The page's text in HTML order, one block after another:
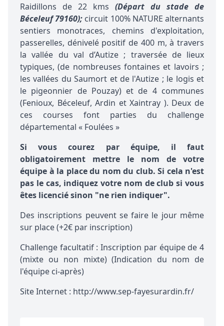
Raidillons de 22 kms (Départ du stade de
Béceleuf 79160); circuit 100% NATURE alternants
sentiers monotraces, chemins d'exploitation,
passerelles, dénivelé positif de 400 m, à travers
la vallée du val d’Autize ; traversée de lieux
typiques, (de nombreuses fontaines et lavoirs ;
les vallées du Saumort et de l'Autize ; le logis et
le pigeonnier de Pouzay) et de 4 communes
(Fenioux, Béceleuf, Ardin et Xaintray ). Deux de
ces courses font parties du challenge
départemental « Foulées »
Si vous courez par équipe, il faut
obligatoirement mettre le nom de votre
équipe à la place du nom du club. Si cela n'est
pas le cas, indiquez votre nom de club si vous
êtes licencié sinon "ne rien indiquer".
Des inscriptions peuvent se faire le jour même
sur place (+2€ par inscription)
Challenge facultatif : Inscription par équipe de 4
(mixte ou non mixte) (Indication du nom de
l'équipe ci-après)
Site Internet : http://www.sep-fayesurardin.fr/